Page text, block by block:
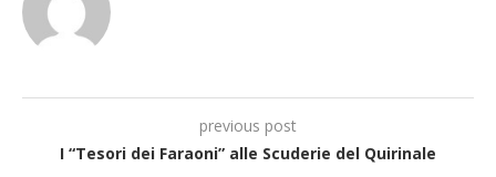
previous post
I “Tesori dei Faraoni” alle Scuderie del Quirinale